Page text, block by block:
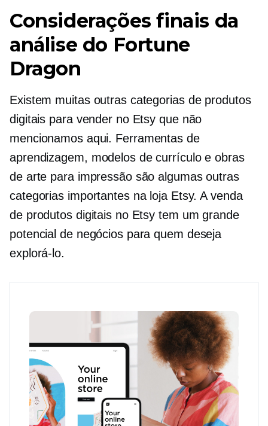
Considerações finais da
análise do Fortune
Dragon
Existem muitas outras categorias de produtos
digitais para vender no Etsy que não
mencionamos aqui. Ferramentas de
aprendizagem, modelos de currículo e obras
de arte para impressão são algumas outras
categorias importantes na loja Etsy. A venda
de produtos digitais no Etsy tem um grande
potencial de negócios para quem deseja
explorá-lo.